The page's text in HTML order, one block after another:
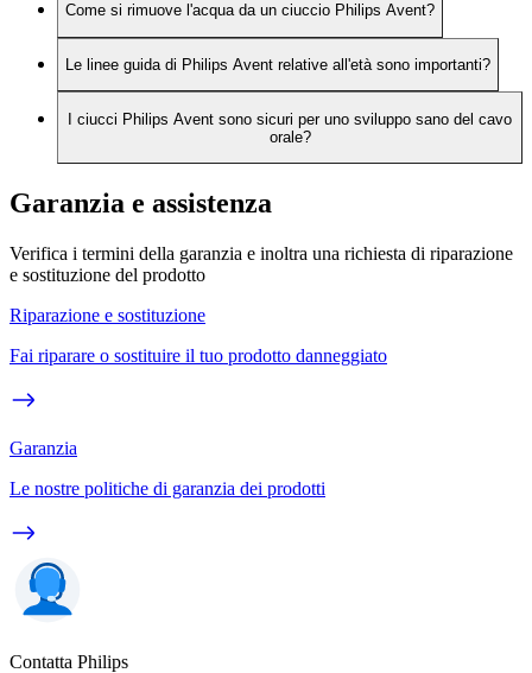
Come si rimuove l'acqua da un ciuccio Philips Avent?
Le linee guida di Philips Avent relative all'età sono importanti?
I ciucci Philips Avent sono sicuri per uno sviluppo sano del cavo
orale?
Garanzia e assistenza
Verifica i termini della garanzia e inoltra una richiesta di riparazione
e sostituzione del prodotto
Riparazione e sostituzione
Fai riparare o sostituire il tuo prodotto danneggiato
Garanzia
Le nostre politiche di garanzia dei prodotti
Contatta Philips